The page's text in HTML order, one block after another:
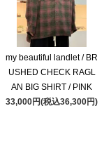
my beautiful landlet / BR
USHED CHECK RAGL
AN BIG SHIRT / PINK
33,000円(税込36,300円)